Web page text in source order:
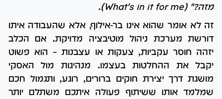
מזה?" (What's in it for me).
זה לא אומר שהוא אינו בר-אילוף, אלא שהעבודה איתו
דורשת מערכת ניהול מוטיבציה מדויקת. אם הכלב
יזהה חוסר עקביות, צעקות או עצבנות – הוא פשוט
יקבל את ההחלטות בעצמו. מנהיגות מול האסקי
מושגת דרך יצירת חוקים ברורים, רוגע, ותגמול חכם
שמלמד אותו ששיתוף פעולה איתכם משתלם יותר